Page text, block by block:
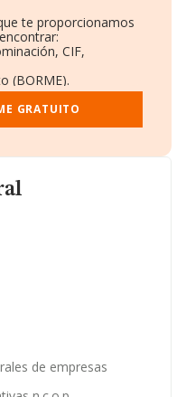
de empresas
te proporcionamos
CIF,
(BORME).
y Empleados.
Administradores.
complementaria.
GRATUITO